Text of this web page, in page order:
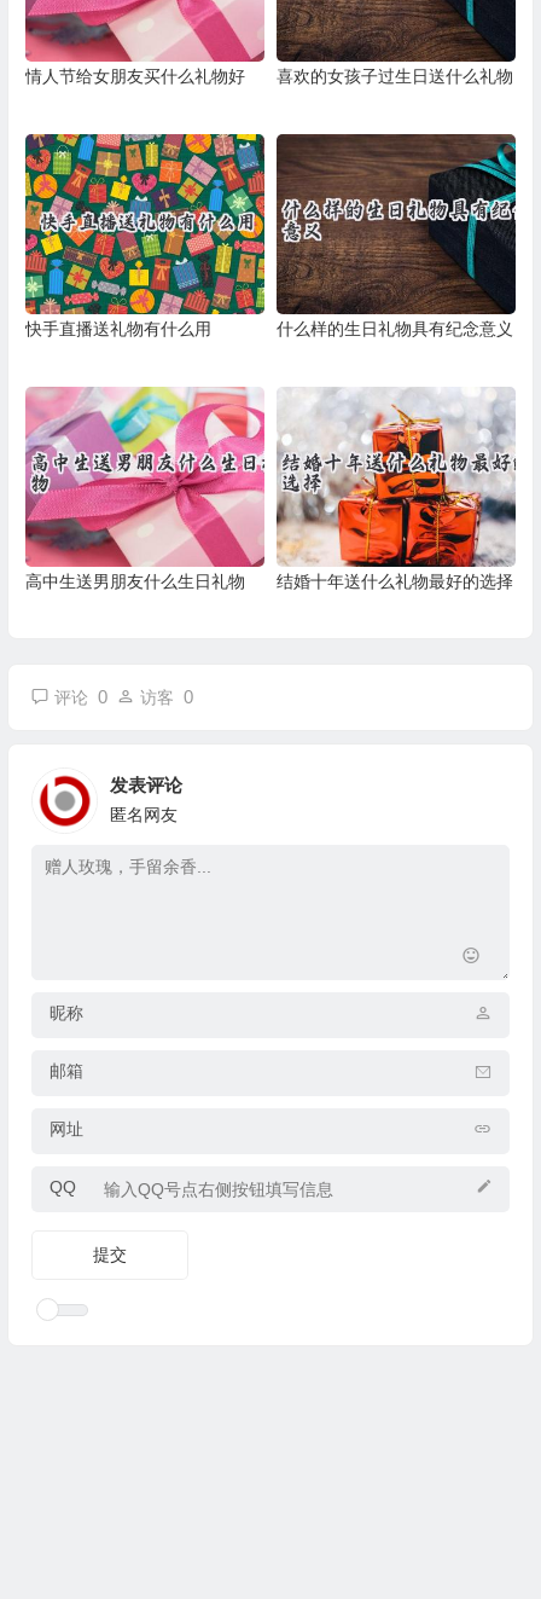
情人节给女朋友买什么礼物好 喜欢的女孩子过生日送什么礼物
快手直播送礼物有什么用 什么样的生日礼物具有纪念意义
高中生送男朋友什么生日礼物 结婚十年送什么礼物最好的选择
评论 0 访客 0
发表评论
匿名网友
昵称
邮箱
网址
QQ